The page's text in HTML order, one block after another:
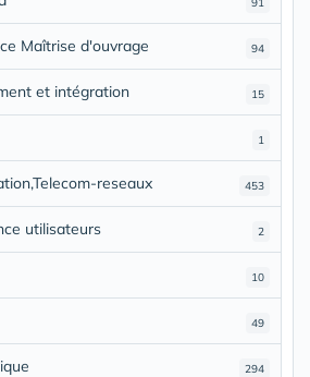
94
Maîtrise d'ouvrage
15
et intégration
1
453
reseaux
2
utilisateurs
10
49
294